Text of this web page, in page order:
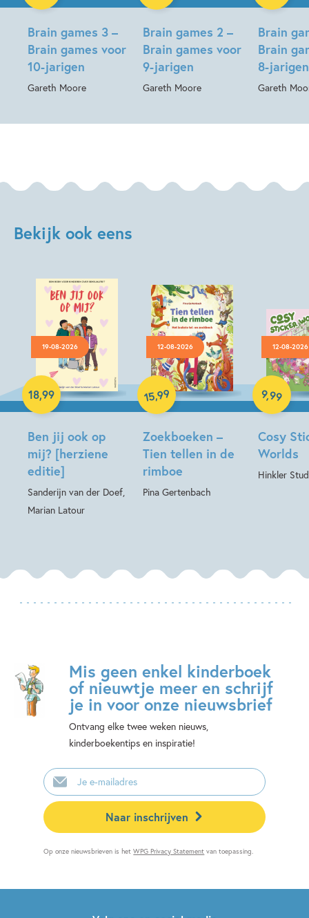
Brain games 3 –
Brain games voor
10-jarigen
Gareth Moore
Brain games 2 –
Brain games voor
9-jarigen
Gareth Moore
Brain
Brain
8-jarigen
Gareth
Bekijk ook eens
19-08-2026
Ben jij ook op
mij? [herziene
editie]
Sanderijn van der Doef,
Marian Latour
18,99
Hardcover
12-08-2026
Zoekboeken –
Tien tellen in de
rimboe
Pina Gertenbach
15,99
Hardcover
12-08-2026
Cosy
Worlds
Hinkler
9,99
Paperback
Mis geen enkel kinderboek
of nieuwtje meer en schrijf
je in voor onze nieuwsbrief
Ontvang elke twee weken nieuws,
kinderboekentips en inspiratie!
E-
mailadres
Naar inschrijven
Op onze nieuwsbrieven is hetWPG Privacy Statement van toepassing.